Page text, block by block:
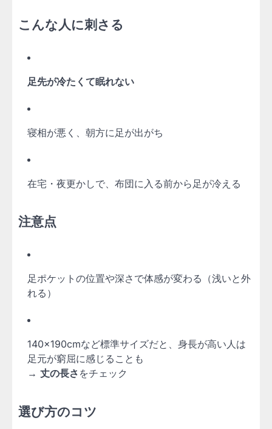
こんな人に刺さる
足先が冷たくて眠れない
寝相が悪く、朝方に足が出がち
在宅・夜更かしで、布団に入る前から足が冷える
注意点
足ポケットの位置や深さで体感が変わる（浅いと外
れる）
140×190cmなど標準サイズだと、身長が高い人は
足元が窮屈に感じることも
→ 丈の長さ をチェック
選び方のコツ